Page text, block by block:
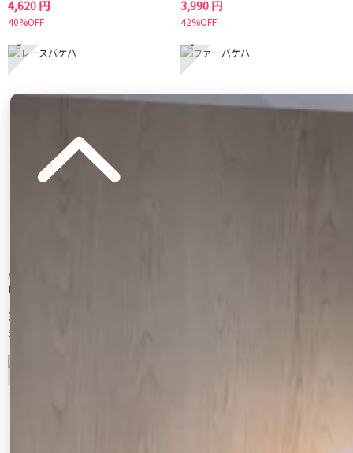
4,620 円
40%OFF
3,990 円
42%OFF
5
MERCURYDUO
レースバケハ
3,190 円
50%OFF
6